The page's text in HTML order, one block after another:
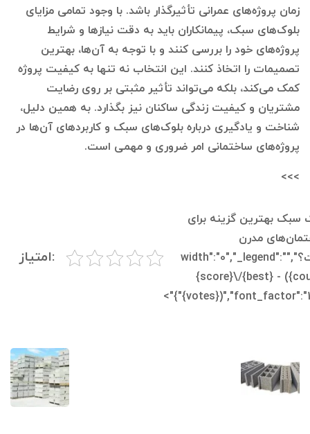
زمان پروژه‌های عمرانی تأثیرگذار باشد. با وجود تمامی مزایای
بلوک‌های سبک، پیمانکاران باید به دقت نیازها و شرایط
پروژه‌های خود را بررسی کنند و با توجه به آن‌ها، بهترین
تصمیمات را اتخاذ کنند. این انتخاب نه تنها به کیفیت پروژه
کمک می‌کند، بلکه می‌تواند تأثیر مثبتی بر روی رضایت
مشتریان و کیفیت زندگی ساکنان نیز بگذارد. به همین دلیل،
شناخت و یادگیری درباره بلوک‌های سبک و کاربردهای آن‌ها در
پروژه‌های ساختمانی امر ضروری و مهمی است.
>>>
سبک بهترین گزینه برای
مدرن
است؟","width":"0","_legend":"
{score}\/{best} -
:امتیاز